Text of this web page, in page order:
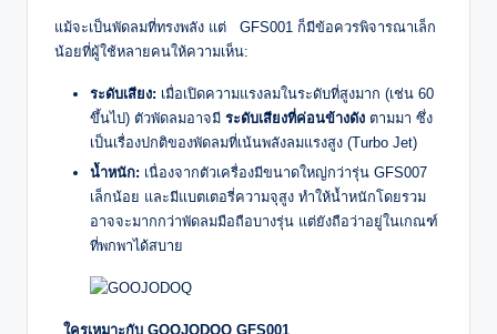
แม้จะเป็นพัดลมที่ทรงพลัง แต่ GFS001 ก็มีข้อควรพิจารณาเล็ก
น้อยที่ผู้ใช้หลายคนให้ความเห็น:
ระดับเสียง: เมื่อเปิดความแรงลมในระดับที่สูงมาก (เช่น 60
ขึ้นไป) ตัวพัดลมอาจมี ระดับเสียงที่ค่อนข้างดัง ตามมา ซึ่ง
เป็นเรื่องปกติของพัดลมที่เน้นพลังลมแรงสูง (Turbo Jet)
น้ำหนัก: เนื่องจากตัวเครื่องมีขนาดใหญ่กว่ารุ่น GFS007
เล็กน้อย และมีแบตเตอรี่ความจุสูง ทำให้น้ำหนักโดยรวม
อาจจะมากกว่าพัดลมมือถือบางรุ่น แต่ยังถือว่าอยู่ในเกณฑ์
ที่พกพาได้สบาย
ใครเหมาะกับ GOOJODOQ GFS001